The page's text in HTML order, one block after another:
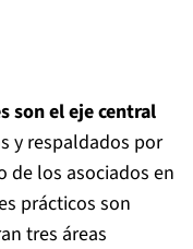
son el eje central
y respaldados por
de los asociados en
prácticos son
tres áreas